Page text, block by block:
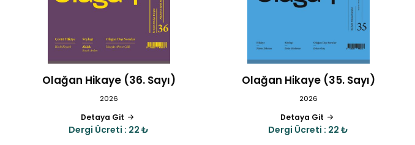
Olağan Hikaye (36. Sayı)
2026
Detaya Git
Dergi Ücreti : 22 ₺
Olağan Hikaye (35. Sayı)
2026
Detaya Git
Dergi Ücreti : 22 ₺